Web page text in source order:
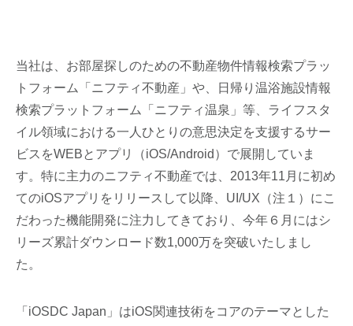
当社は、お部屋探しのための不動産物件情報検索プラッ
トフォーム「ニフティ不動産」や、日帰り温浴施設情報
検索プラットフォーム「ニフティ温泉」等、ライフスタ
イル領域における一人ひとりの意思決定を支援するサー
ビスをWEBとアプリ（iOS/Android）で展開していま
す。特に主力のニフティ不動産では、2013年11月に初め
てのiOSアプリをリリースして以降、UI/UX（注１）にこ
だわった機能開発に注力してきており、今年６月にはシ
リーズ累計ダウンロード数1,000万を突破いたしまし
た。
「iOSDC Japan」はiOS関連技術をコアのテーマとした